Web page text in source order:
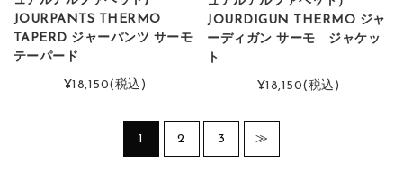
JOURPANTS THERMO
TAPERD ジャーパンツ サーモ
テーパード
¥18,150(税込)
JOURDIGUN THERMO ジャ
ーディガン サーモ ジャケッ
ト
¥18,150(税込)
1 2 3 ≫